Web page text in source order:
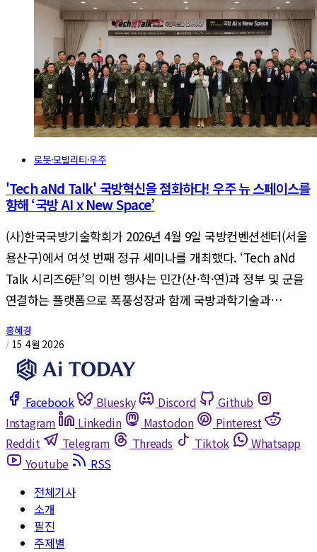
로봇·모빌리티·우주
'Tech aNd Talk' 국방혁신을 점화하다! 우주 뉴 스페이스를
향해 ‘국방 AI x New Space’
(사)한국국방기술학회가 2026년 4월 9일 국방컨벤션센터(서울
용산구)에서 여섯 번째 정규 세미나를 개최했다. ‘Tech aNd
Talk 시리즈6탄’의 이번 행사는 민간(산·학·연)과 정부 및 군을
연결하는 플랫폼으로 폭풍성장과 함께 국방과학기술과…
홍혜경
/ 15 4월 2026
Facebook Bluesky Discord
Github
Instagram
Linkedin Mastodon
Pinterest
Reddit
Telegram Threads Tiktok
Whatsapp
Youtube
RSS
전체기사
소개
필진
주제별